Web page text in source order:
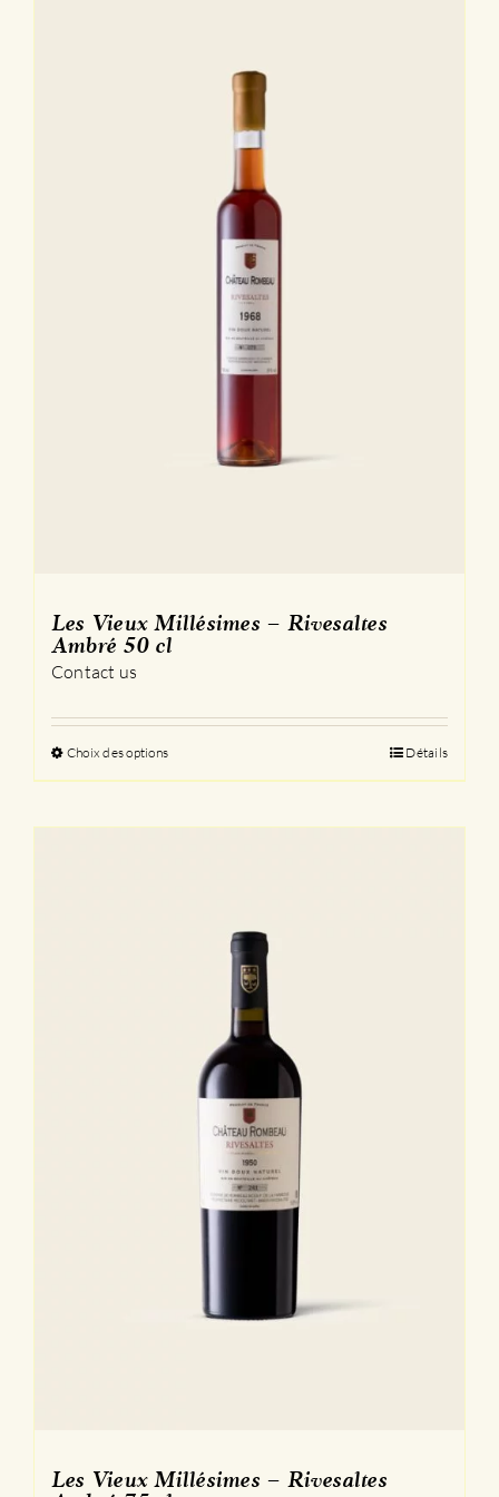
Les Vieux Millésimes – Rivesaltes
Ambré 50 cl
Contact us
Choix des optionsCe
produit
peuvent
choisies
page
produit
Détails
Les Vieux Millésimes – Rivesaltes